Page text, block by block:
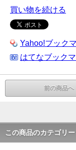
買い物を続ける
Yahoo!ブック
はてなブック
前の商品へ
この商品のカテゴリー